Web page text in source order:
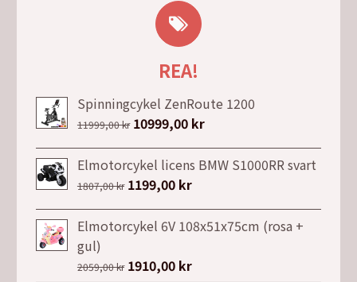
REA!
Spinningcykel ZenRoute 1200
11999,00kr Det
ursprungliga
priset
var:
10999,00 krDet
nuvarande
priset
Elmotorcykel licens BMW S1000RR svart
1807,00kr Det
ursprungliga
priset
1807,00 kr.
1199,00 krDet
nuvarande
priset
1199,00 kr.
Elmotorcykel 6V 108x51x75cm (rosa +
gul)
2059,00kr Det
1910,00 krDet